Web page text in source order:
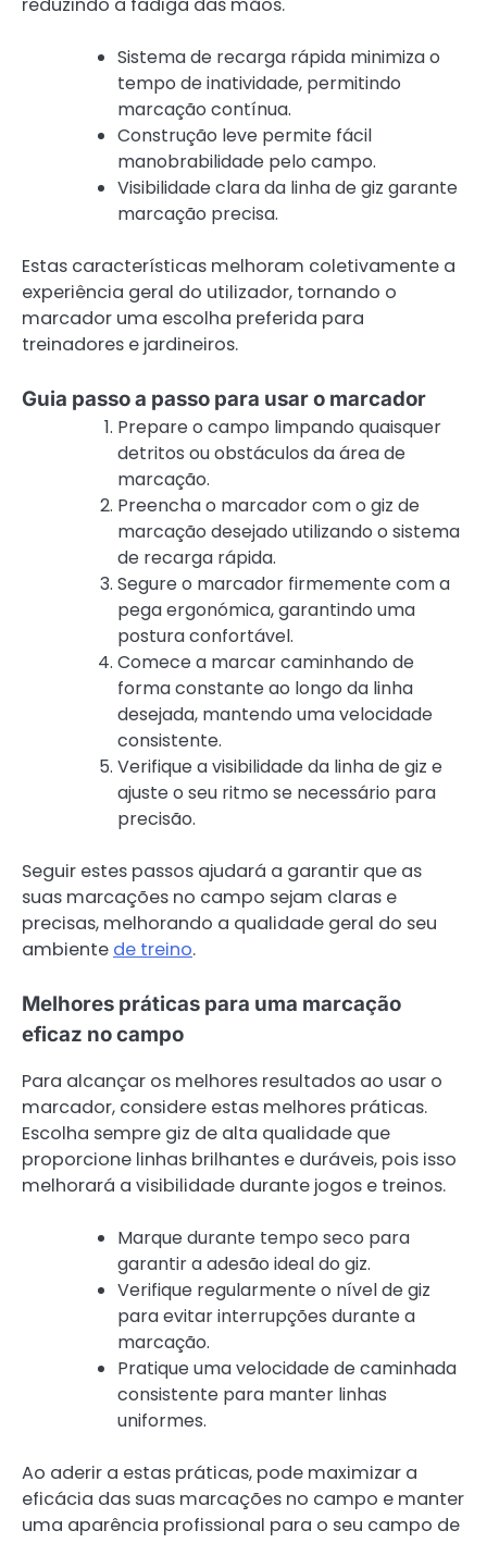
reduzindo a fadiga das mãos.
Sistema de recarga rápida minimiza o
tempo de inatividade, permitindo
marcação contínua.
Construção leve permite fácil
manobrabilidade pelo campo.
Visibilidade clara da linha de giz garante
marcação precisa.
Estas características melhoram coletivamente a
experiência geral do utilizador, tornando o
marcador uma escolha preferida para
treinadores e jardineiros.
Guia passo a passo para usar o marcador
Prepare o campo limpando quaisquer
detritos ou obstáculos da área de
marcação.
Preencha o marcador com o giz de
marcação desejado utilizando o sistema
de recarga rápida.
Segure o marcador firmemente com a
pega ergonómica, garantindo uma
postura confortável.
Comece a marcar caminhando de
forma constante ao longo da linha
desejada, mantendo uma velocidade
consistente.
Verifique a visibilidade da linha de giz e
ajuste o seu ritmo se necessário para
precisão.
Seguir estes passos ajudará a garantir que as
suas marcações no campo sejam claras e
precisas, melhorando a qualidade geral do seu
ambiente de treino.
Melhores práticas para uma marcação
eficaz no campo
Para alcançar os melhores resultados ao usar o
marcador, considere estas melhores práticas.
Escolha sempre giz de alta qualidade que
proporcione linhas brilhantes e duráveis, pois isso
melhorará a visibilidade durante jogos e treinos.
Marque durante tempo seco para
garantir a adesão ideal do giz.
Verifique regularmente o nível de giz
para evitar interrupções durante a
marcação.
Pratique uma velocidade de caminhada
consistente para manter linhas
uniformes.
Ao aderir a estas práticas, pode maximizar a
eficácia das suas marcações no campo e manter
uma aparência profissional para o seu campo de